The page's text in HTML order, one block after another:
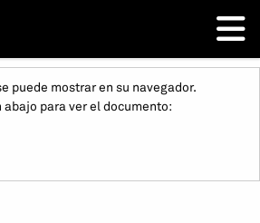
puede mostrar en su navegador.
abajo para ver el documento: